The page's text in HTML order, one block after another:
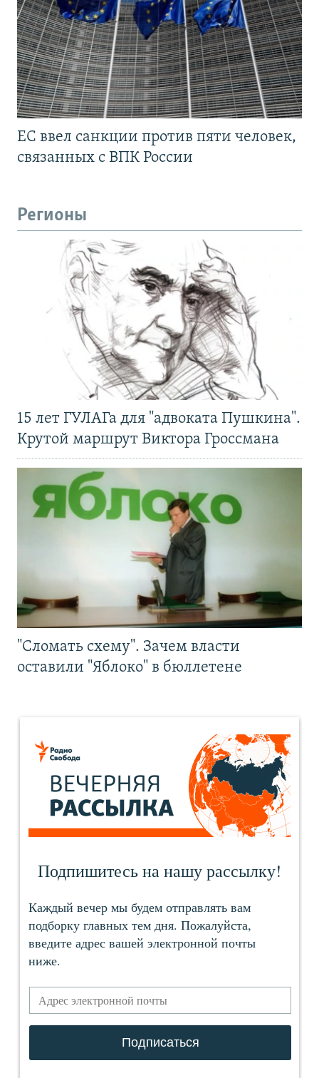
ЕС ввел санкции против пяти человек,
связанных с ВПК России
Регионы
15 лет ГУЛАГа для "адвоката Пушкина".
Крутой маршрут Виктора Гроссмана
"Сломать схему". Зачем власти
оставили "Яблоко" в бюллетене